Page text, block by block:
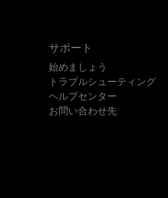
サポート
始めましょう
トラブルシューティング
ヘルプセンター
お問い合わせ先